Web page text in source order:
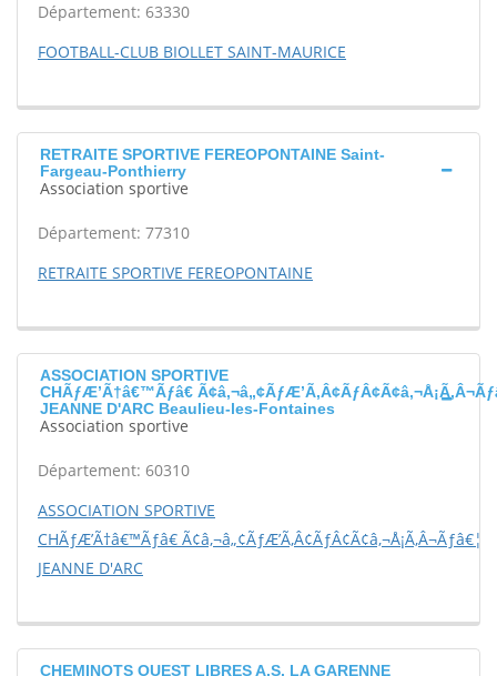
Département: 63330
FOOTBALL-CLUB BIOLLET SAINT-MAURICE
RETRAITE SPORTIVE FEREOPONTAINE Saint-
Fargeau-Ponthierry
Association sportive
Département: 77310
RETRAITE SPORTIVE FEREOPONTAINE
ASSOCIATION SPORTIVE
CHÃƒÆ’Ã†â€™Ãƒâ€
JEANNE D'ARC Beaulieu-les-Fontaines
Association sportive
Département: 60310
ASSOCIATION SPORTIVE
CHÃƒÆ’Ã†â€™Ãƒâ€
JEANNE D'ARC
CHEMINOTS OUEST LIBRES A.S. LA GARENNE